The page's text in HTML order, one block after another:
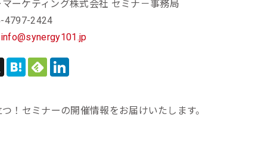
マーケティング株式会社 セミナ－事務局
4797-2424
info@synergy101.jp
！セミナーの開催情報をお届けいたします。